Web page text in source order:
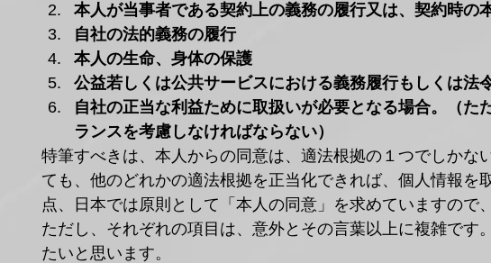
本人が当事者である契約上の義務の履行又は、契約時の
自社の法的義務の履行
本人の生命、身体の保護
公益若しくは公共サービスにおける義務履行もしくは法
自社の正当な利益ために取扱いが必要となる場合。（た
ランスを考慮しなければならない）
特筆すべきは、本人からの同意は、適法根拠の１つでしかな
ても、他のどれかの適法根拠を正当化できれば、個人情報を
点、日本では原則として「本人の同意」を求めていますので
ただし、それぞれの項目は、意外とその言葉以上に複雑です
たいと思います。